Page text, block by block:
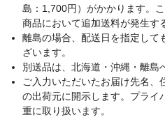
島：1,700円）がかかります。
商品において追加送料が発生す
離島の場合、配送日を指定して
ざいます。
別送品は、北海道・沖縄・離島
ご入力いただいたお届け先名
の出荷元に開示します。プライ
重に取り扱います。